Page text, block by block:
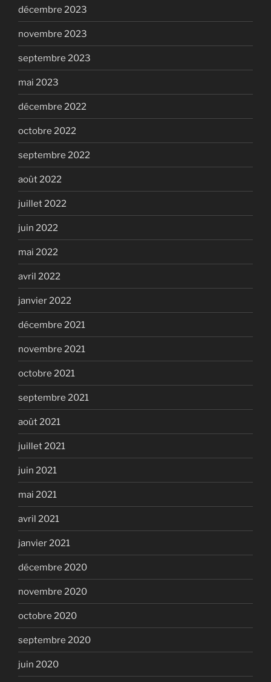
décembre 2023
novembre 2023
septembre 2023
mai 2023
décembre 2022
octobre 2022
septembre 2022
août 2022
juillet 2022
juin 2022
mai 2022
avril 2022
janvier 2022
décembre 2021
novembre 2021
octobre 2021
septembre 2021
août 2021
juillet 2021
juin 2021
mai 2021
avril 2021
janvier 2021
décembre 2020
novembre 2020
octobre 2020
septembre 2020
juin 2020